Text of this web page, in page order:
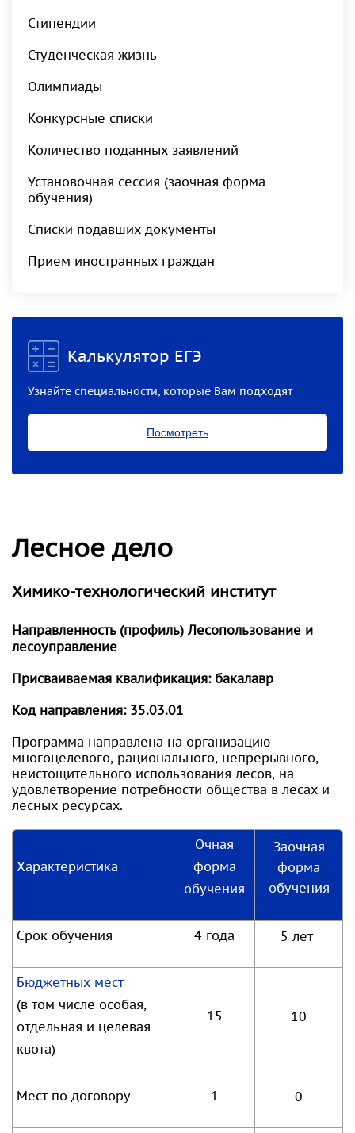
Стипендии
Студенческая жизнь
Олимпиады
Конкурсные списки
Количество поданных заявлений
Установочная сессия (заочная форма
обучения)
Списки подавших документы
Прием иностранных граждан
Калькулятор ЕГЭ
Узнайте специальности, которые Вам подходят
Посмотреть
Лесное дело
Химико-технологический институт
Направленность (профиль) Лесопользование и
лесоуправление
Присваиваемая квалификация: бакалавр
Код направления:35.03.01
Программа направлена на организацию
многоцелевого, рационального, непрерывного,
неистощительного использования лесов, на
удовлетворение потребности общества в лесах и
лесных ресурсах.
Характеристика
Очная
форма
обучения
Заочная
форма
обучения
Срок обучения 4 года 5 лет
Бюджетных мест
(в том числе особая,
отдельная и целевая
квота)
15 10
Мест по договору 1 0